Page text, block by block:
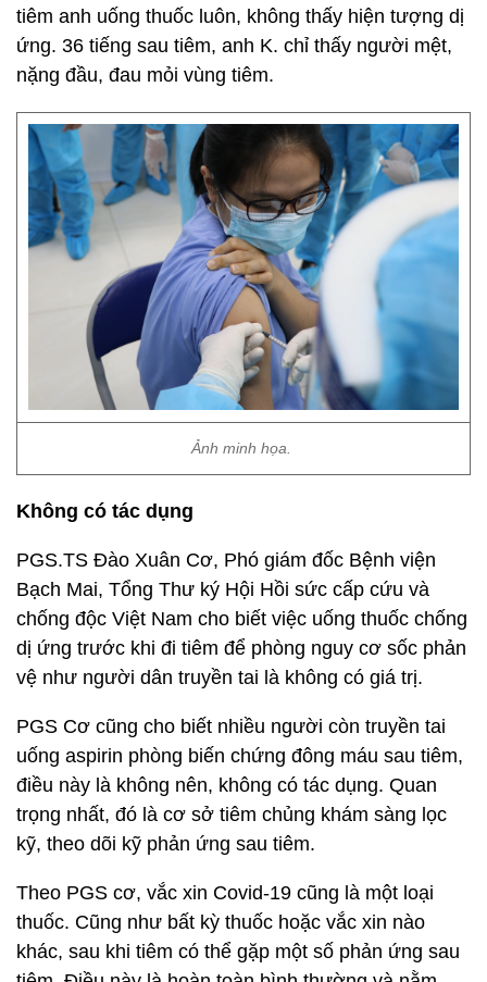
tiêm anh uống thuốc luôn, không thấy hiện tượng dị
ứng. 36 tiếng sau tiêm, anh K. chỉ thấy người mệt,
nặng đầu, đau mỏi vùng tiêm.
Ảnh minh họa.
Không có tác dụng
PGS.TS Đào Xuân Cơ, Phó giám đốc Bệnh viện
Bạch Mai, Tổng Thư ký Hội Hồi sức cấp cứu và
chống độc Việt Nam cho biết việc uống thuốc chống
dị ứng trước khi đi tiêm để phòng nguy cơ sốc phản
vệ như người dân truyền tai là không có giá trị.
PGS Cơ cũng cho biết nhiều người còn truyền tai
uống aspirin phòng biến chứng đông máu sau tiêm,
điều này là không nên, không có tác dụng. Quan
trọng nhất, đó là cơ sở tiêm chủng khám sàng lọc
kỹ, theo dõi kỹ phản ứng sau tiêm.
Theo PGS cơ, vắc xin Covid-19 cũng là một loại
thuốc. Cũng như bất kỳ thuốc hoặc vắc xin nào
khác, sau khi tiêm có thể gặp một số phản ứng sau